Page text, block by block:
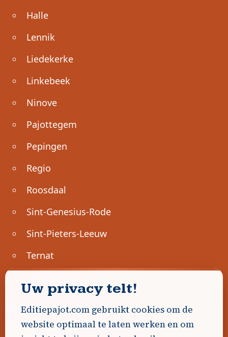
Halle
Lennik
Liedekerke
Linkebeek
Ninove
Pajottegem
Pepingen
Regio
Roosdaal
Sint-Genesius-Rode
Sint-Pieters-Leeuw
Ternat
Geen advertenties gevonden.
Uw advertentie hier? Contacteer ons!
Uw privacy telt!
Editiepajot.com gebruikt cookies om de
website optimaal te laten werken en om